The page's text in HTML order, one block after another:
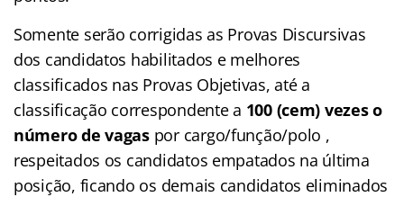
Somente serão corrigidas as Provas Discursivas
dos candidatos habilitados e melhores
classificados nas Provas Objetivas, até a
classificação correspondente a 100 (cem) vezes o
número de vagaspor cargo/função/polo ,
respeitados os candidatos empatados na última
posição, ficando os demais candidatos eliminados